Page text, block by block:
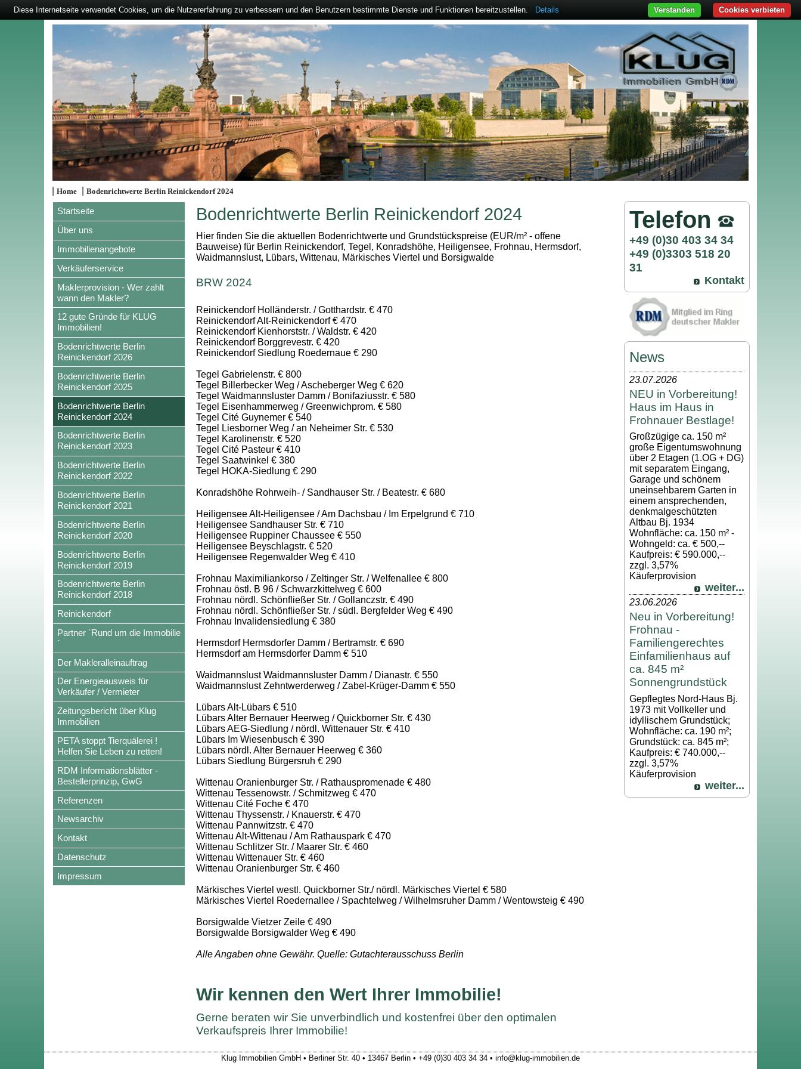
|Home |Bodenrichtwerte Berlin Reinickendorf 2024
Startseite
Über uns
Immobilienangebote
Verkäuferservice
Maklerprovision - Wer zahlt
wann den Makler?
12 gute Gründe für KLUG
Immobilien!
Bodenrichtwerte Berlin
Reinickendorf 2026
Bodenrichtwerte Berlin
Reinickendorf 2025
Bodenrichtwerte Berlin
Reinickendorf 2024
Bodenrichtwerte Berlin
Reinickendorf 2023
Bodenrichtwerte Berlin
Reinickendorf 2022
Bodenrichtwerte Berlin
Reinickendorf 2021
Bodenrichtwerte Berlin
Reinickendorf 2020
Bodenrichtwerte Berlin
Reinickendorf 2019
Bodenrichtwerte Berlin
Reinickendorf 2018
Reinickendorf
Partner `Rund um die Immobilie
´
Der Makleralleinauftrag
Der Energieausweis für
Verkäufer / Vermieter
Zeitungsbericht über Klug
Immobilien
PETA stoppt Tierquälerei !
Helfen Sie Leben zu retten!
RDM Informationsblätter -
Bestellerprinzip, GwG
Referenzen
Newsarchiv
Kontakt
Datenschutz
Impressum
Bodenrichtwerte Berlin Reinickendorf 2024
Hier finden Sie die aktuellen Bodenrichtwerte und Grundstückspreise (EUR/m² - offene
Bauweise) für Berlin Reinickendorf, Tegel, Konradshöhe, Heiligensee, Frohnau, Hermsdorf,
Waidmannslust, Lübars, Wittenau, Märkisches Viertel und Borsigwalde
BRW 2024
Reinickendorf Holländerstr. / Gotthardstr. € 470
Reinickendorf Alt-Reinickendorf € 470
Reinickendorf Kienhorststr. / Waldstr. € 420
Reinickendorf Borggrevestr. € 420
Reinickendorf Siedlung Roedernaue € 290
Tegel Gabrielenstr. € 800
Tegel Billerbecker Weg / Ascheberger Weg € 620
Tegel Waidmannsluster Damm / Bonifaziusstr. € 580
Tegel Eisenhammerweg / Greenwichprom. € 580
Tegel Cité Guynemer € 540
Tegel Liesborner Weg / an Neheimer Str. € 530
Tegel Karolinenstr. € 520
Tegel Cité Pasteur € 410
Tegel Saatwinkel € 380
Tegel HOKA-Siedlung € 290
Konradshöhe Rohrweih- / Sandhauser Str. / Beatestr. € 680
Heiligensee Alt-Heiligensee / Am Dachsbau / Im Erpelgrund € 710
Heiligensee Sandhauser Str. € 710
Heiligensee Ruppiner Chaussee € 550
Heiligensee Beyschlagstr. € 520
Heiligensee Regenwalder Weg € 410
Frohnau Maximiliankorso / Zeltinger Str. / Welfenallee € 800
Frohnau östl. B 96 / Schwarzkittelweg € 600
Frohnau nördl. Schönfließer Str. / Gollanczstr. € 490
Frohnau nördl. Schönfließer Str. / südl. Bergfelder Weg € 490
Frohnau Invalidensiedlung € 380
Hermsdorf Hermsdorfer Damm / Bertramstr. € 690
Hermsdorf am Hermsdorfer Damm € 510
Waidmannslust Waidmannsluster Damm / Dianastr. € 550
Waidmannslust Zehntwerderweg / Zabel-Krüger-Damm € 550
Lübars Alt-Lübars € 510
Lübars Alter Bernauer Heerweg / Quickborner Str. € 430
Lübars AEG-Siedlung / nördl. Wittenauer Str. € 410
Lübars Im Wiesenbusch € 390
Lübars nördl. Alter Bernauer Heerweg € 360
Lübars Siedlung Bürgersruh € 290
Wittenau Oranienburger Str. / Rathauspromenade € 480
Wittenau Tessenowstr. / Schmitzweg € 470
Wittenau Cité Foche € 470
Wittenau Thyssenstr. / Knauerstr. € 470
Wittenau Pannwitzstr. € 470
Wittenau Alt-Wittenau / Am Rathauspark € 470
Wittenau Schlitzer Str. / Maarer Str. € 460
Wittenau Wittenauer Str. € 460
Wittenau Oranienburger Str. € 460
Märkisches Viertel westl. Quickborner Str./ nördl. Märkisches Viertel € 580
Märkisches Viertel Roedernallee / Spachtelweg / Wilhelmsruher Damm / Wentowsteig € 490
Borsigwalde Vietzer Zeile € 490
Borsigwalde Borsigwalder Weg € 490
Alle Angaben ohne Gewähr. Quelle: Gutachterausschuss Berlin
Wir kennen den Wert Ihrer Immobilie!
Gerne beraten wir Sie unverbindlich und kostenfrei über den optimalen
Verkaufspreis Ihrer Immobilie!
Telefon
+49 (0)30 403 34 34
+49 (0)3303 518 20
31
Kontakt
News
23.07.2026
NEU in Vorbereitung!
Haus im Haus in
Frohnauer Bestlage!
Großzügige ca. 150 m²
große Eigentumswohnung
über 2 Etagen (1.OG + DG)
mit separatem Eingang,
Garage und schönem
uneinsehbarem Garten in
einem ansprechenden,
denkmalgeschützten
Altbau Bj. 1934
Wohnfläche: ca. 150 m² -
Wohngeld: ca. € 500,--
Kaufpreis: € 590.000,--
zzgl. 3,57%
Käuferprovision
weiter...
23.06.2026
Neu in Vorbereitung!
Frohnau -
Familiengerechtes
Einfamilienhaus auf
ca. 845 m²
Sonnengrundstück
Gepflegtes Nord-Haus Bj.
1973 mit Vollkeller und
idyllischem Grundstück;
Wohnfläche: ca. 190 m²;
Grundstück: ca. 845 m²;
Kaufpreis: € 740.000,--
zzgl. 3,57%
Käuferprovision
weiter...
Klug Immobilien GmbH • Berliner Str. 40 • 13467 Berlin • +49 (0)30 403 34 34 • info@klug-immobilien.de
Diese Internetseite verwendet Cookies, um die Nutzererfahrung zu verbessern und den Benutzern bestimmte Dienste und Funktionen bereitzustellen. Details Cookies verbieten
Verstanden